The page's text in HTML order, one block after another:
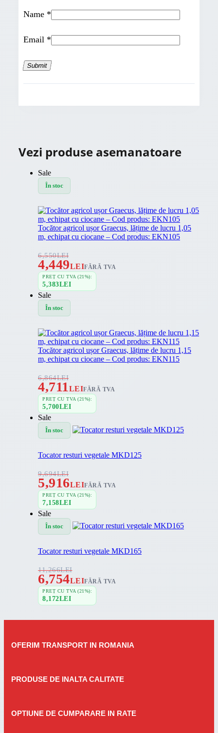
Name *
Email *
Vezi produse asemanatoare
Sale
În stoc
Tocător agricol ușor Graecus, lățime de lucru 1,05
m, echipat cu ciocane – Cod produs: EKN105
6,550LEI
4,449LEIFĂRĂ TVA
PREȚ CU TVA (21%):
5,383LEI
Sale
În stoc
Tocător agricol ușor Graecus, lățime de lucru 1,15
m, echipat cu ciocane – Cod produs: EKN115
6,864LEI
4,711LEIFĂRĂ TVA
PREȚ CU TVA (21%):
5,700LEI
Sale
În stoc
Tocator resturi vegetale MKD125
9,694LEI
5,916LEIFĂRĂ TVA
PREȚ CU TVA (21%):
7,158LEI
Sale
În stoc
Tocator resturi vegetale MKD165
11,266LEI
6,754LEIFĂRĂ TVA
PREȚ CU TVA (21%):
8,172LEI
OFERIM TRANSPORT IN ROMANIA
PRODUSE DE INALTA CALITATE
OPTIUNE DE CUMPARARE IN RATE